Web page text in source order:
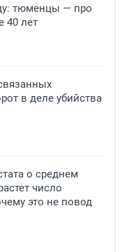
тюменцы — про
40 лет
в деле убийства
о среднем
число
это не повод